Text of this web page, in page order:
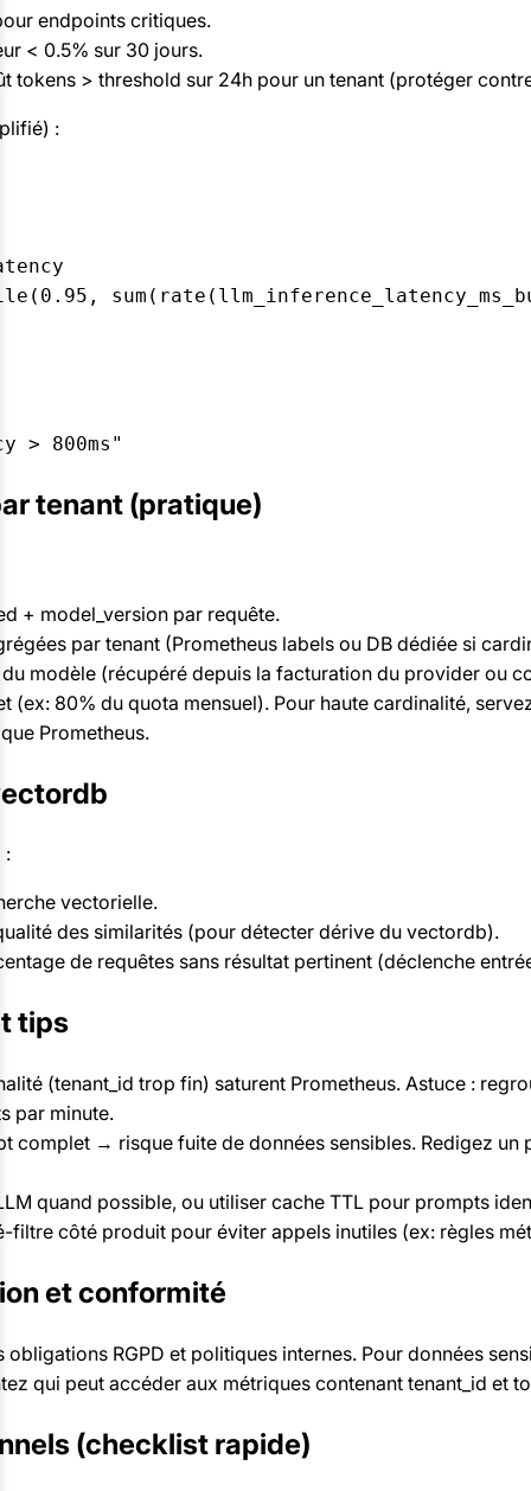
endpoints critiques.
< 0.5% sur 30 jours.
tokens > threshold sur 24h pour un tenant (protéger
:
> 800ms"
tenant (pratique)
+ model_version par requête.
par tenant (Prometheus labels ou DB dédiée si
modèle (récupéré depuis la facturation du provider ou
(ex: 80% du quota mensuel). Pour haute cardinalité,
Prometheus.
:
vectorielle.
des similarités (pour détecter dérive du vectordb).
de requêtes sans résultat pertinent (déclenche
tips
(tenant_id trop fin) saturent Prometheus. Astuce :
par minute.
complet → risque fuite de données sensibles. Redigez
quand possible, ou utiliser cache TTL pour prompts
filtre côté produit pour éviter appels inutiles (ex: règles
et conformité
RGPD et politiques internes. Pour données
qui peut accéder aux métriques contenant tenant_id et
(checklist rapide)